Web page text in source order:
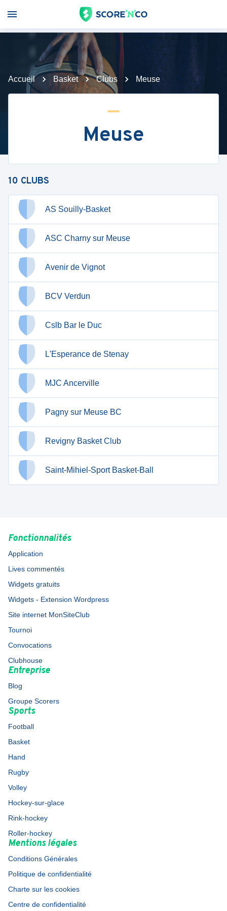
Accueil Basket Clubs Meuse
Meuse
10 CLUBS
AS Souilly-Basket
ASC Charny sur Meuse
Avenir de Vignot
BCV Verdun
Cslb Bar le Duc
L'Esperance de Stenay
MJC Ancerville
Pagny sur Meuse BC
Revigny Basket Club
Saint-Mihiel-Sport Basket-Ball
Fonctionnalités
Application
Lives commentés
Widgets gratuits
Widgets - Extension Wordpress
Site internet MonSiteClub
Tournoi
Convocations
Clubhouse
Entreprise
Blog
Groupe Scorers
Sports
Football
Basket
Hand
Rugby
Volley
Hockey-sur-glace
Rink-hockey
Roller-hockey
Mentions légales
Conditions Générales
Politique de confidentialité
Charte sur les cookies
Centre de confidentialité